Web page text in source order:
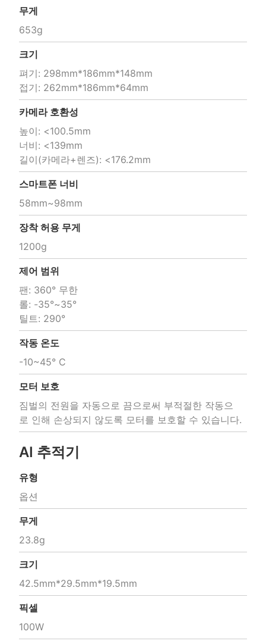
무게
653g
크기
펴기: 298mm*186mm*148mm
접기: 262mm*186mm*64mm
카메라 호환성
높이: <100.5mm
너비: <139mm
스마트폰 너비
58mm~98mm
장착 허용 무게
1200g
제어 범위
팬: 360° 무한
롤: -35°~35°
틸트: 290°
작동 온도
-10~45° C
모터 보호
짐벌의 전원을 자동으로 끔으로써 부적절한 작동으
로 인해 손상되지 않도록 모터를 보호할 수 있습니다.
AI 추적기
유형
옵션
무게
23.8g
크기
42.5mm*29.5mm*19.5mm
픽셀
100W